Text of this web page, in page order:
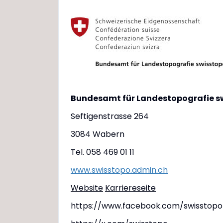
Bundesamt für Landestopografie
Seftigenstrasse 264
3084 Wabern
Tel. 058 469 01 11
www.swisstopo.admin.ch
Website Karriereseite
https://www.facebook.com/swisstopo